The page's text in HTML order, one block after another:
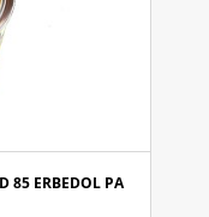
85 ERBEDOL PA